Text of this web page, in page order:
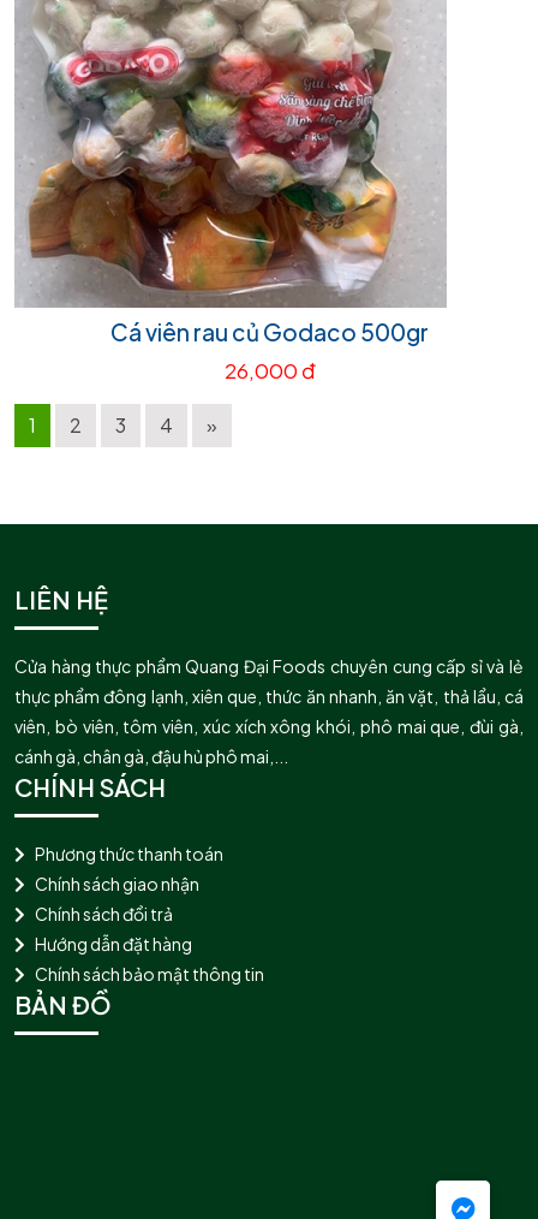
Cá viên rau củ Godaco 500gr
26,000 đ
1 2 3 4 »
LIÊN HỆ
Cửa hàng thực phẩm Quang Đại Foods chuyên cung cấp sỉ và lẻ
thực phẩm đông lạnh, xiên que, thức ăn nhanh, ăn vặt, thả lẩu, cá
viên, bò viên, tôm viên, xúc xích xông khói, phô mai que, đùi gà,
cánh gà, chân gà, đậu hủ phô mai,...
CHÍNH SÁCH
Phương thức thanh toán
Chính sách giao nhận
Chính sách đổi trả
Hướng dẫn đặt hàng
Chính sách bảo mật thông tin
BẢN ĐỒ